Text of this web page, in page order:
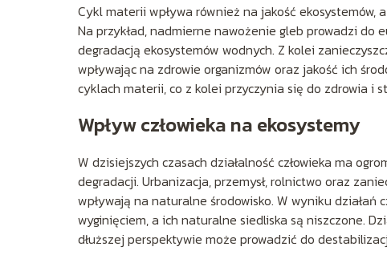
Cykl materii wpływa również na jakość ekosystemów,
Na przykład, nadmierne nawożenie gleb prowadzi
degradacją ekosystemów wodnych. Z kolei
wpływając na zdrowie organizmów oraz jakość ich
cyklach materii, co z kolei przyczynia się do zdrowia i
Wpływ człowieka na ekosystemy
W dzisiejszych czasach działalność człowieka ma
degradacji. Urbanizacja, przemysł, rolnictwo oraz
wpływają na naturalne środowisko. W wyniku
wyginięciem, a ich naturalne siedliska są niszczone.
dłuższej perspektywie może prowadzić do